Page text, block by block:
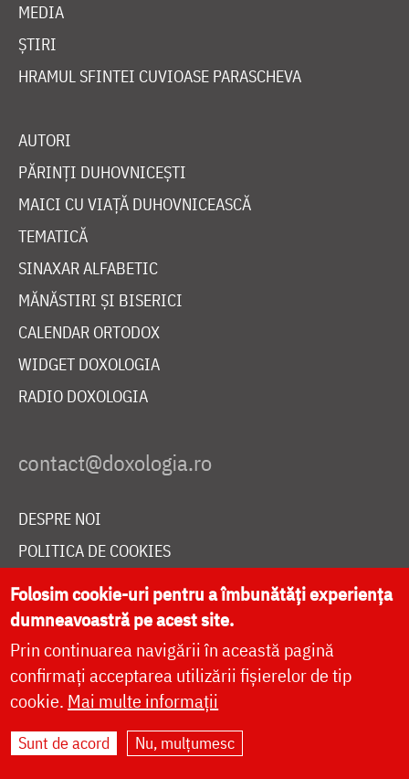
MEDIA
ȘTIRI
HRAMUL SFINTEI CUVIOASE PARASCHEVA
AUTORI
PĂRINȚI DUHOVNICEȘTI
MAICI CU VIAȚĂ DUHOVNICEASCĂ
TEMATICĂ
SINAXAR ALFABETIC
MĂNĂSTIRI ȘI BISERICI
CALENDAR ORTODOX
WIDGET DOXOLOGIA
RADIO DOXOLOGIA
DESPRE NOI
POLITICA DE COOKIES
DONEAZĂ ONLINE PENTRU CATEDRALA NAȚIONALĂ
LIVE
Site dezvoltat deDOXOLOGIA MEDIA
Arhiepiscopia Iașilor | ©
Folosim cookie-uri pentru a îmbunătăți experiența
dumneavoastră pe acest site.
Prin continuarea navigării în această pagină
confirmați acceptarea utilizării fișierelor de tip
cookie. Mai multe informații
Sunt de acord Nu, mulțumesc